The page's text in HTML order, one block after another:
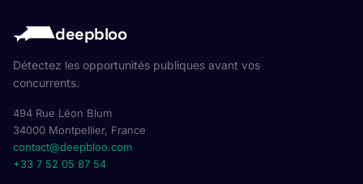
deepbloo
Détectez les opportunités publiques avant vos
concurrents.
494 Rue Léon Blum
34000 Montpellier, France
contact@deepbloo.com
+33 7 52 05 87 54